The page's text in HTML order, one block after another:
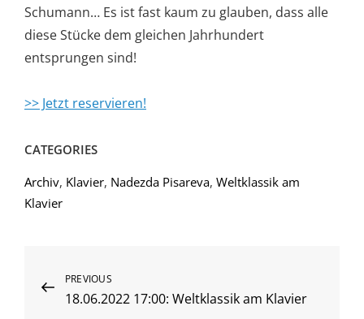
Schumann… Es ist fast kaum zu glauben, dass alle
diese Stücke dem gleichen Jahrhundert
entsprungen sind!
>> Jetzt reservieren!
CATEGORIES
Archiv, Klavier, Nadezda Pisareva, Weltklassik am
Klavier
Beitragsnavigation
Previous
Post
PREVIOUS
18.06.2022 17:00: Weltklassik am Klavier